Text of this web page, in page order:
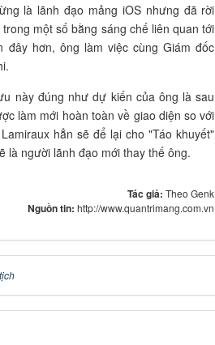
là lãnh đạo mảng iOS nhưng đã rời
một số bằng sáng chế liên quan tới
đây hơn, ông làm việc cùng Giám đốc
này đúng như dự kiến của ông là sau
làm mới hoàn toàn về giao diện so với
hẳn sẽ để lại cho "Táo khuyết"
là người lãnh đạo mới thay thế ông.
Tác giả:Theo Genk
Nguồn tin:http://www.quantrimang.com.vn